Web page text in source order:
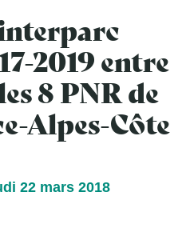
2019 entre
8 PNR de
Alpes-Côte
22 mars 2018